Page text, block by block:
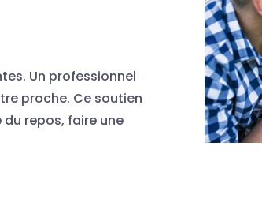
Un professionnel
proche. Ce soutien
repos, faire une